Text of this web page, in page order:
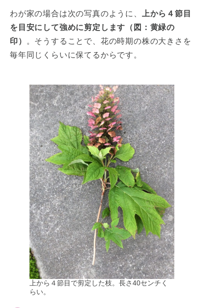
わが家の場合は次の写真のように、
上から４節目
を目安にして強めに剪定します（図：黄緑の
印）
。そうすることで、花の時期の株の大きさを
毎年同じくらいに保てるからです。
上から４節目で剪定した枝。長さ40センチく
らい。